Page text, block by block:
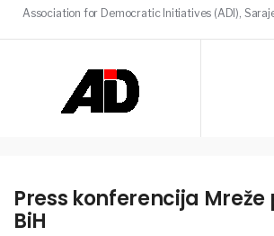
Association for Democratic Initiatives (ADI),
Press konferencija Mreže
BiH